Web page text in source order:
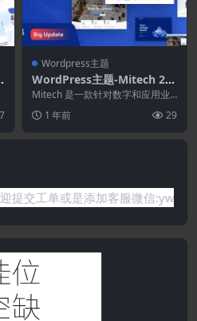
Wordpress主题
WordPress主题-Mitech 2.
2.0–技术IT解决方案和服务W
ordPress主题
Mitech 是一款针对数字和应用业
务的专业 WordPress 主题。 对于
任...1 年前 29
资源,欢迎提交工单或是添加客服